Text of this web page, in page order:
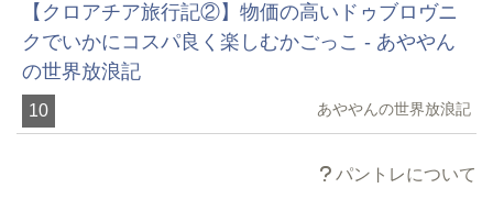
【クロアチア旅行記②】物価の高いドゥブロヴニ
クでいかにコスパ良く楽しむかごっこ - あややん
の世界放浪記
10 あややんの世界放浪記
パントレについて